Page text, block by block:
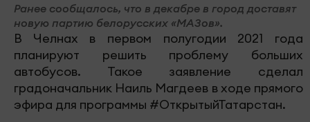
Ранее сообщалось, что в декабре в город доставят
новую партию белорусских «МАЗов».
В Челнах в первом полугодии 2021 года
планируют решить проблему больших
автобусов. Такое заявление сделал
градоначальник Наиль Магдеев в ходе прямого
эфира для программы #ОткрытыйТатарстан.